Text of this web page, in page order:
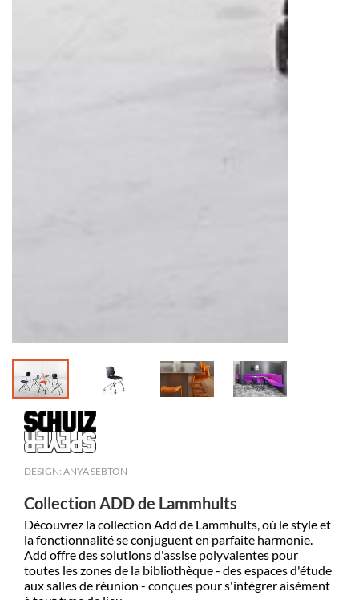
DESIGN: ANYA SEBTON
Collection ADD de Lammhults
Découvrez la collection Add de Lammhults, où le style et
la fonctionnalité se conjuguent en parfaite harmonie.
Add offre des solutions d'assise polyvalentes pour
toutes les zones de la bibliothèque - des espaces d'étude
aux salles de réunion - conçues pour s'intégrer aisément